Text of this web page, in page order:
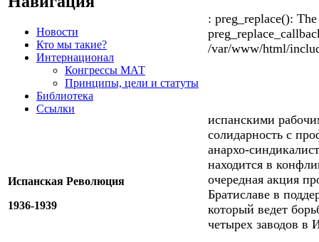
Новости
Кто мы такие?
Интернационал
Конгрессы МАТ
Принципы, цели и статуты
Библиотека
Ссылки
Испанская Революция
1936-1939
: preg_replace():
/var/www/html/
испанскими
солидарность с
анархо-
находится в
очередная акция
Братиславе в
который ведет
четырех заводов в